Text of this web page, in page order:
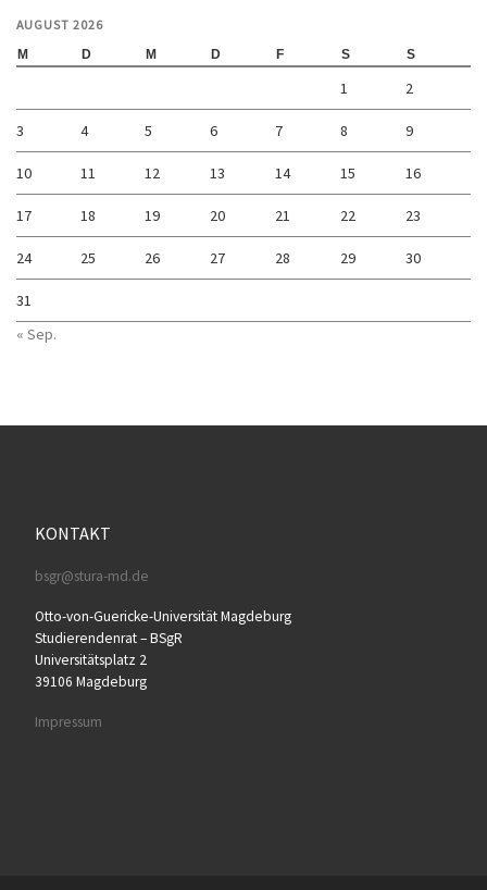
AUGUST 2026
M D M D F S S
1 2
3 4 5 6 7 8 9
10 11 12 13 14 15 16
17 18 19 20 21 22 23
24 25 26 27 28 29 30
31
« Sep.
KONTAKT
bsgr@stura-md.de
Otto-von-Guericke-Universität Magdeburg
Studierendenrat – BSgR
Universitätsplatz 2
39106 Magdeburg
Impressum